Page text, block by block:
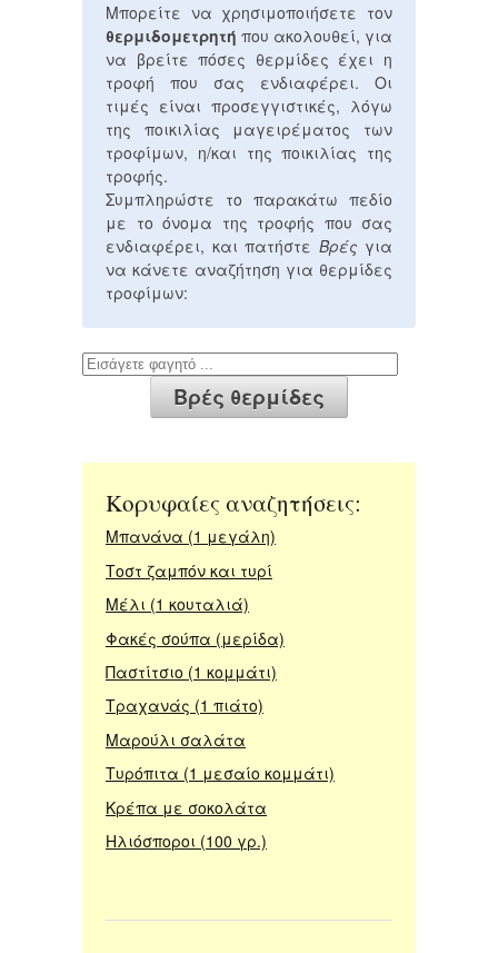
Μπορείτε να χρησιμοποιήσετε τον
θερμιδομετρητή που ακολουθεί, για
να βρείτε πόσες θερμίδες έχει η
τροφή που σας ενδιαφέρει. Οι
τιμές είναι προσεγγιστικές, λόγω
της ποικιλίας μαγειρέματος των
τροφίμων, η/και της ποικιλίας της
τροφής.
Συμπληρώστε το παρακάτω πεδίο
με το όνομα της τροφής που σας
ενδιαφέρει, και πατήστε Βρές για
να κάνετε αναζήτηση για θερμίδες
τροφίμων:
Κορυφαίες αναζητήσεις:
Μπανάνα (1 μεγάλη)
Τοστ ζαμπόν και τυρί
Μέλι (1 κουταλιά)
Φακές σούπα (μερίδα)
Παστίτσιο (1 κομμάτι)
Τραχανάς (1 πιάτο)
Μαρούλι σαλάτα
Τυρόπιτα (1 μεσαίο κομμάτι)
Κρέπα με σοκολάτα
Ηλιόσποροι (100 γρ.)